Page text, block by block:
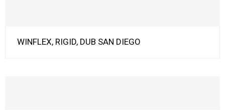
WINFLEX, RIGID, DUB SAN DIEGO